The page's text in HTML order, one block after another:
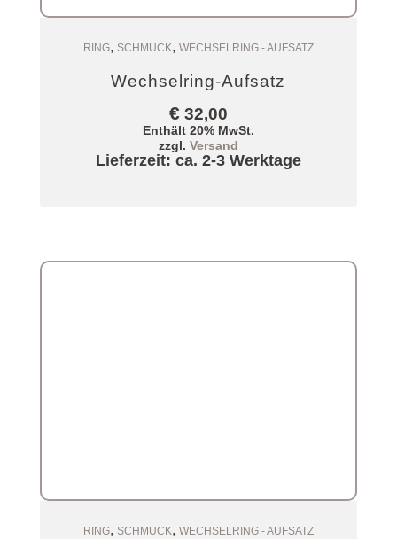
Zum Warenkorb
RING, SCHMUCK, WECHSELRING - AUFSATZ
Wechselring-Aufsatz
€32,00
Enthält 20% MwSt.
zzgl. Versand
Lieferzeit: ca. 2-3 Werktage
Zum Warenkorb
RING, SCHMUCK, WECHSELRING - AUFSATZ